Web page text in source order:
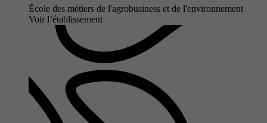
École des métiers de l'agrobusiness et de l'environnement
Voir l’établissement